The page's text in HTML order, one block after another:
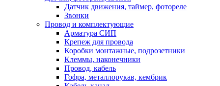
Датчик движения, таймер, фотореле
Звонки
Провод и комплектующие
Арматура СИП
Крепеж для провода
Коробки монтажные, подрозетники
Клеммы, наконечники
Провод, кабель
Гофра, металлорукав, кембрик